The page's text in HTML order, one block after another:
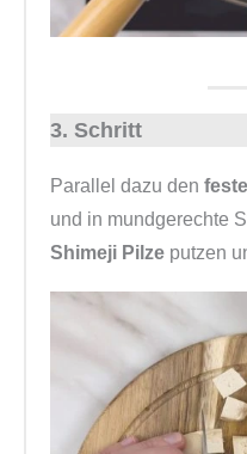
3. Schritt
Parallel dazu den
und in mundgerechte
Shimeji Pilze putzen